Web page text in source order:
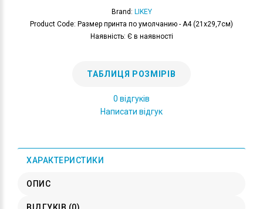
Brand: LIKEY
Product Code: Размер принта по умолчанию - А4 (21x29,7см)
Наявність: Є в наявності
ТАБЛИЦЯ РОЗМІРІВ
0 відгуків
Написати відгук
ХАРАКТЕРИСТИКИ
ОПИС
ВІДГУКІВ (0)